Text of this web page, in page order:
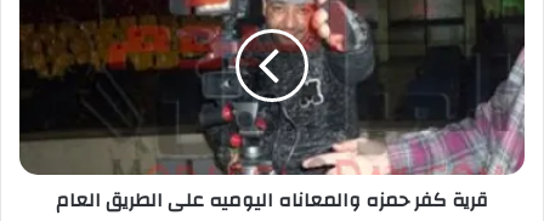
قرية كفر حمزه والمعاناه اليوميه على الطريق العام